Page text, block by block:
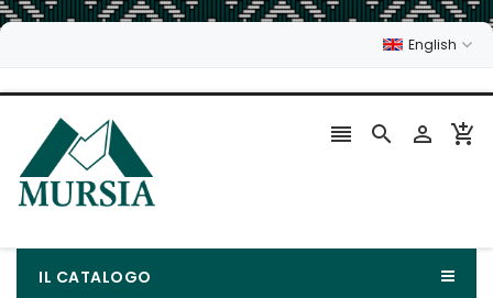
English
   
IL CATALOGO